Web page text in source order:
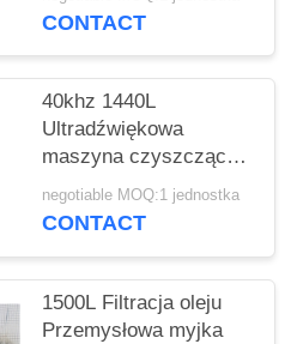
/ tłoków
CONTACT
40khz 1440L
Ultradźwiękowa
maszyna czyszcząca
4 Zbiorniki
Czyszczenie Płukanie
negotiable MOQ:1 jednostka
CONTACT
1500L Filtracja oleju
Przemysłowa myjka